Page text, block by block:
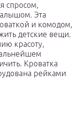
спросом,
Эта
и комодом,
детские вещи.
красоту,
Кроватка
рейками